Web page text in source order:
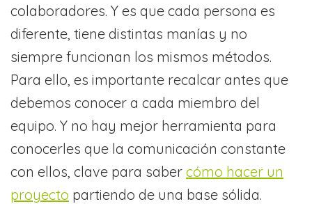
colaboradores. Y es que cada persona es
diferente, tiene distintas manías y no
siempre funcionan los mismos métodos.
Para ello, es importante recalcar antes que
debemos conocer a cada miembro del
equipo. Y no hay mejor herramienta para
conocerles que la comunicación constante
con ellos, clave para saber cómo hacer un
proyecto partiendo de una base sólida.